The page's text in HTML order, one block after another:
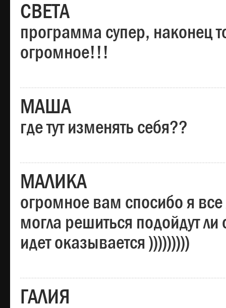
СВЕТА
программа супер, наконец
огромное!!!
МАША
где тут изменять себя??
МАЛИКА
огромное вам спосибо я
могла решиться подойдут ли
идет оказывается )))))))))
ГАЛИЯ